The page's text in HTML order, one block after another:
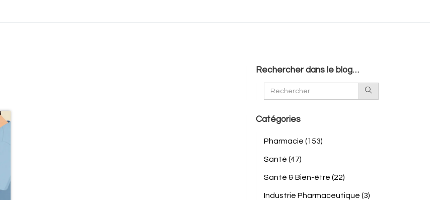
Rechercher dans le blog…
Catégories
Pharmacie (153)
Santé (47)
Santé & Bien-être (22)
Industrie Pharmaceutique (3)